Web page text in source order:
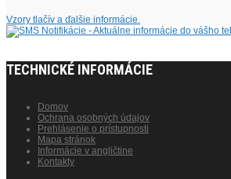
Vzory tlačív a ďalšie informácie.
TECHNICKÉ INFORMÁCIE
Domov
Ochrana osobných údajov
Prehlásenie o prístupnosti
Mapa stránok
Informácie v angličtine
Kontakty